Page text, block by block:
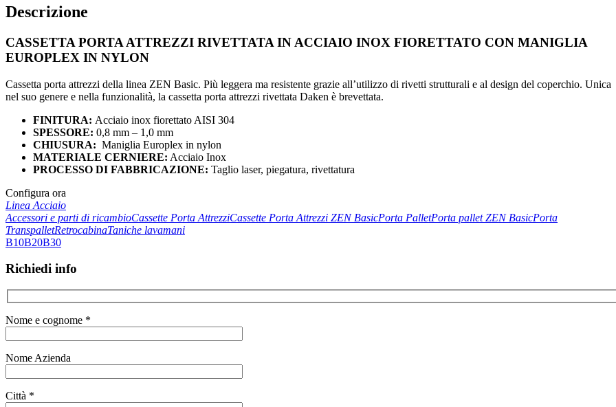
Descrizione
CASSETTA PORTA ATTREZZI RIVETTATA IN ACCIAIO INOX FIORETTATO CON MANIGLIA
EUROPLEX IN NYLON
Cassetta porta attrezzi della linea ZEN Basic. Più leggera ma resistente grazie all’utilizzo di rivetti strutturali e al design del coperchio. Unica
nel suo genere e nella funzionalità, la cassetta porta attrezzi rivettata Daken è brevettata.
FINITURA: Acciaio inox fiorettato AISI 304
SPESSORE: 0,8 mm – 1,0 mm
CHIUSURA: Maniglia Europlex in nylon
MATERIALE CERNIERE: Acciaio Inox
PROCESSO DI FABBRICAZIONE: Taglio laser, piegatura, rivettatura
Configura ora
Linea Acciaio
Accessori e parti di ricambioCassette Porta AttrezziCassette Porta Attrezzi ZEN BasicPorta PalletPorta pallet ZEN BasicPorta
TranspalletRetrocabinaTaniche lavamani
B10B20B30
Richiedi info
Nome e cognome *
Nome Azienda
Città *